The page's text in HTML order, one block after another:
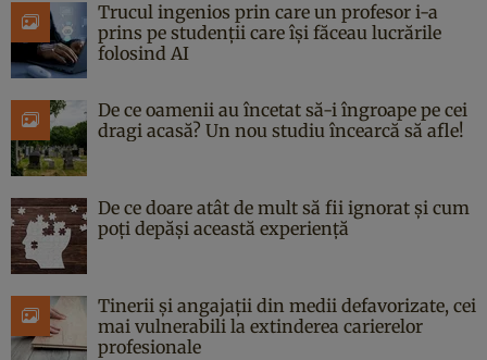
Trucul ingenios prin care un profesor i-a
prins pe studenții care își făceau lucrările
folosind AI
De ce oamenii au încetat să-i îngroape pe cei
dragi acasă? Un nou studiu încearcă să afle!
De ce doare atât de mult să fii ignorat și cum
poți depăși această experiență
Tinerii și angajații din medii defavorizate, cei
mai vulnerabili la extinderea carierelor
profesionale